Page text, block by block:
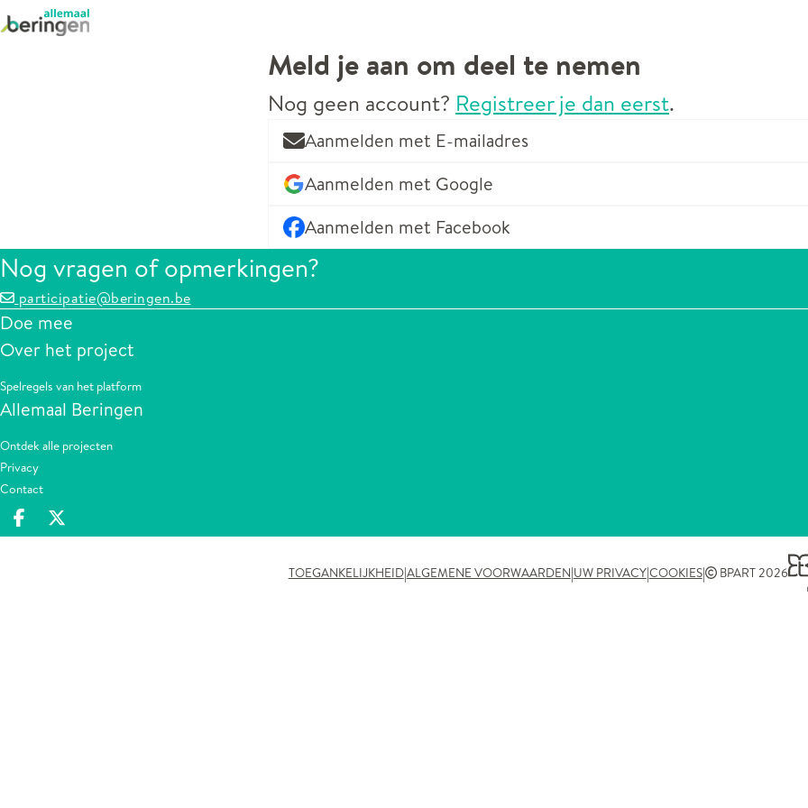
Meld je aan om deel te nemen
Nog geen account? Registreer je dan eerst.
Aanmelden met E-mailadres
Aanmelden met Google
Aanmelden met Facebook
Nog vragen of opmerkingen?
participatie@beringen.be
Doe mee
Over het project
Spelregels van het platform
Allemaal Beringen
Ontdek alle projecten
Privacy
Contact
Deel op facebook
Deel op X
TOEGANKELIJKHEID|ALGEMENE VOORWAARDEN|UW PRIVACY|COOKIES| BPART 2026